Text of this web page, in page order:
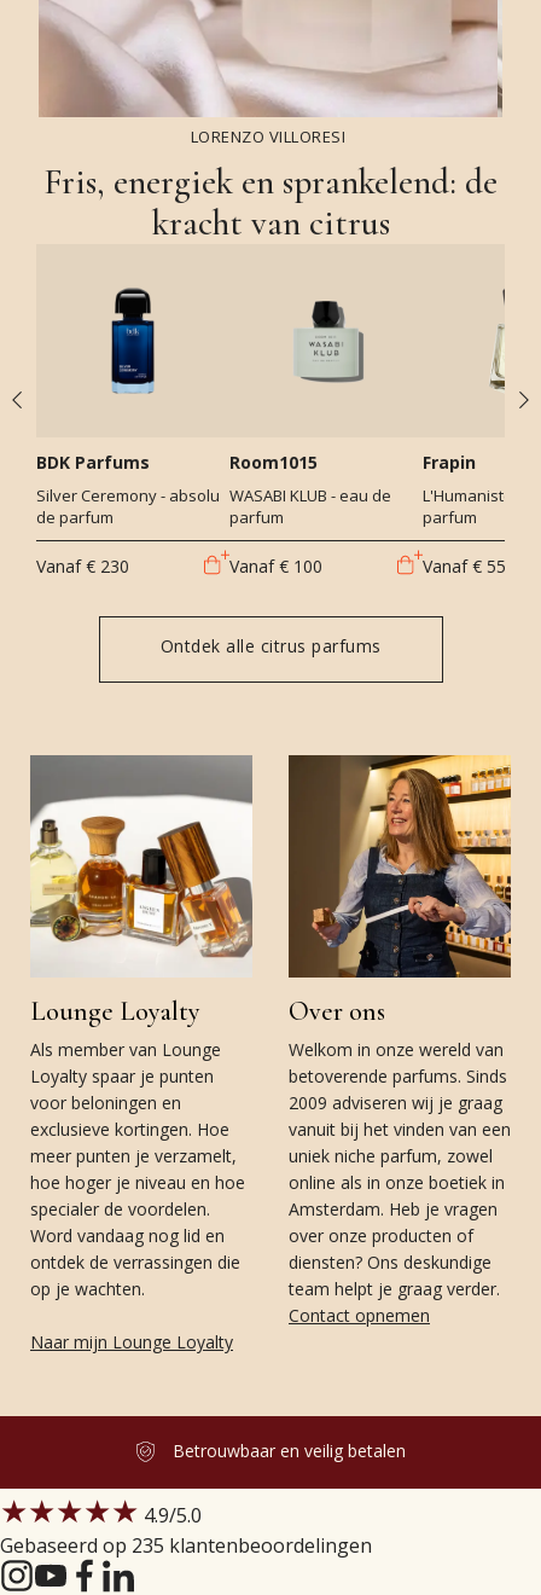
LORENZO VILLORESI
Fris, energiek en sprankelend: de
kracht van citrus
BDK Parfums
Silver Ceremony - absolu
de parfum
Vanaf € 230
Room1015
WASABI KLUB - eau de
parfum
Vanaf € 100
Frapin
L'Humaniste -
parfum
Vanaf € 55
Ontdek alle citrus parfums
Lounge Loyalty
Als member van Lounge
Loyalty spaar je punten
voor beloningen en
exclusieve kortingen. Hoe
meer punten je verzamelt,
hoe hoger je niveau en hoe
specialer de voordelen.
Word vandaag nog lid en
ontdek de verrassingen die
op je wachten.
Naar mijn Lounge Loyalty
Over ons
Welkom in onze wereld van
betoverende parfums. Sinds
2009 adviseren wij je graag
vanuit bij het vinden van een
uniek niche parfum, zowel
online als in onze boetiek in
Amsterdam. Heb je vragen
over onze producten of
diensten? Ons deskundige
team helpt je graag verder.
Contact opnemen
Betrouwbaar en veilig betalen
★★★★★ 4.9/5.0
Gebaseerd op 235 klantenbeoordelingen